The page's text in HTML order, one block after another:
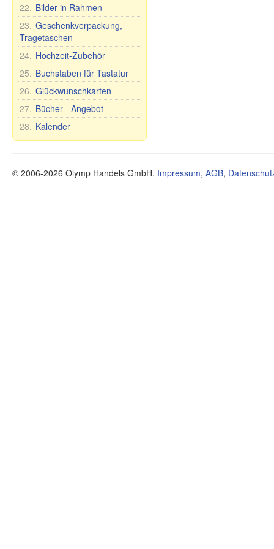
Schneidebretter
Kosmetische Tonerde
Tee und Kräuter
Öle
Gesundheit
Nahrungsergänzungsmittel
Sonstiges
Mundhygiene
Lebensmittel
Schuhe
Ländernamen
Tassen und Becher
Teller, Schalen und
anderes
Teekannen und
Zuckerdosen
Tee- und Tafelsets für 6
Personen
Spielzeuge
Stehaufpuppe
Nevaljashka
Plüschtiere
Spiele
22. Bilder in Rahmen
23. Geschenkverpackung,
Tragetaschen
24. Hochzeit-Zubehör
25. Buchstaben für Tastatur
26. Glückwunschkarten
27. Bücher - Angebot
28. Kalender
© 2006-2026 Olymp Handels GmbH. Impressum, AGB,